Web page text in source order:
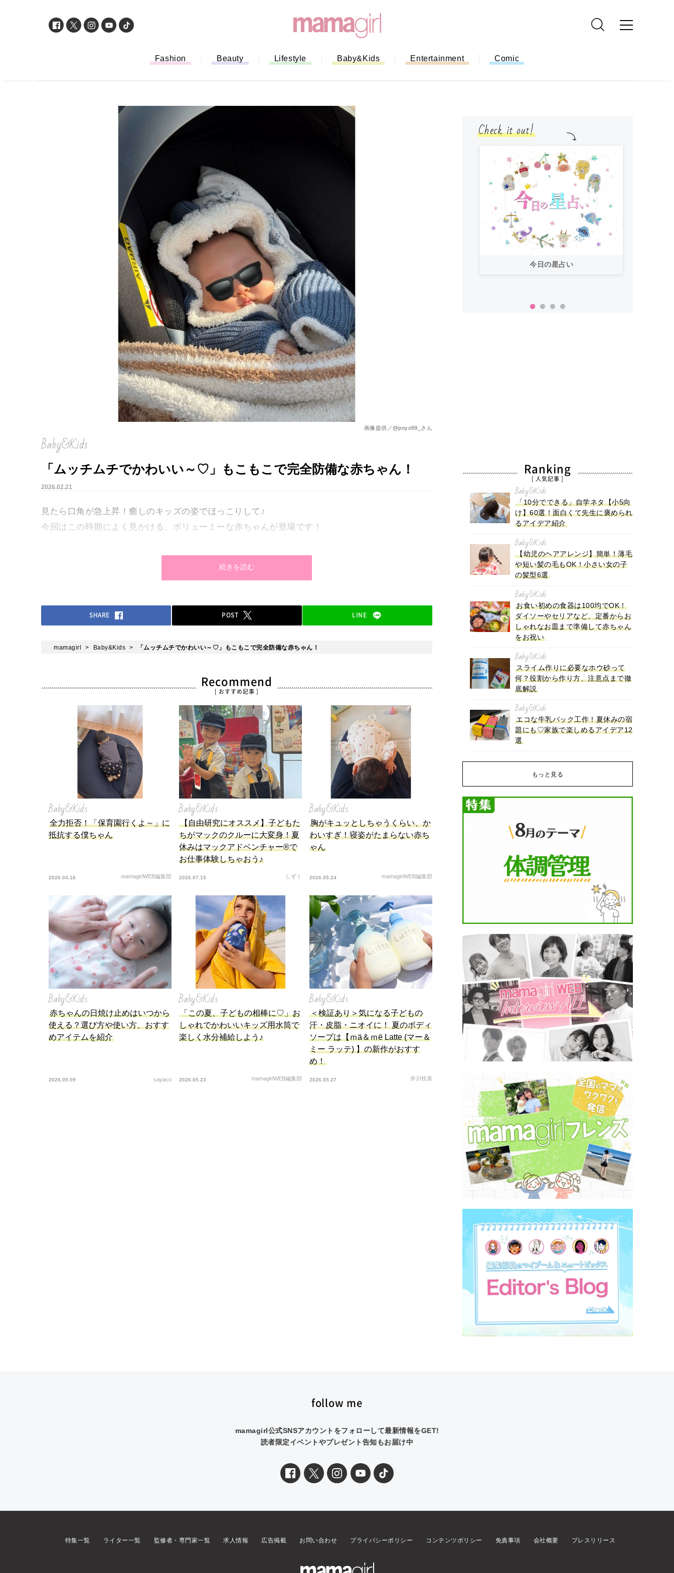
Fashion Beauty Lifestyle Baby&Kids Entertainment Comic
画像提供／@poyo99_さん
Baby&Kids
「ムッチムチでかわいい～♡」もこもこで完全防備な赤ちゃん！
2026.02.21
見たら口角が急上昇！癒しのキッズの姿でほっこりして♪
今回はこの時期によく見かける、ボリューミーな赤ちゃんが登場です！
続きを読む
SHARE POST LINE
mamagirl Baby&Kids 「ムッチムチでかわいい～♡」もこもこで完全防備な赤ちゃん！
Recommend
[ おすすめ記事 ]
Baby&Kids
全力拒否！「保育園行くよ～」に
抵抗する僕ちゃん
2026.04.16 mamagirlWEB編集部
Baby&Kids
【自由研究にオススメ】子どもた
ちがマックのクルーに大変身！夏
休みはマックアドベンチャー®で
お仕事体験しちゃおう♪
2026.07.15 しずく
Baby&Kids
胸がキュッとしちゃうくらい、か
わいすぎ！寝姿がたまらない赤ち
ゃん
2026.05.24 mamagirlWEB編集部
Baby&Kids
赤ちゃんの日焼け止めはいつから
使える？選び方や使い方、おすす
めアイテムを紹介
2026.05.09 sayaco
Baby&Kids
「この夏、子どもの相棒に♡」お
しゃれでかわいいキッズ用水筒で
楽しく水分補給しよう♪
2026.05.23 mamagirlWEB編集部
Baby&Kids
＜検証あり＞気になる子どもの
汗・皮脂・ニオイに！ 夏のボディ
ソープは【ｍä＆ｍë Latte (マー＆
ミー ラッテ) 】の新作がおすす
め！
2026.05.27 井川枝美
Check it out!
今日の星占い
Ranking
[ 人気記事 ]
Baby&Kids
「10分でできる」自学ネタ【小5向
け】60選！面白くて先生に褒められ
るアイデア紹介
Baby&Kids
【幼児のヘアアレンジ】簡単！薄毛
や短い髪の毛もOK！小さい女の子
の髪型6選
Baby&Kids
お食い初めの食器は100均でOK！
ダイソーやセリアなど、定番からお
しゃれなお皿まで準備して赤ちゃん
をお祝い
Baby&Kids
スライム作りに必要なホウ砂って
何？役割から作り方、注意点まで徹
底解説
Baby&Kids
エコな牛乳パック工作！夏休みの宿
題にも♡家族で楽しめるアイデア12
選
もっと見る
follow me
mamagirl公式SNSアカウントをフォローして最新情報をGET!
読者限定イベントやプレゼント告知もお届け中
特集一覧 ライター一覧 監修者・専門家一覧 求人情報 広告掲載 お問い合わせ プライバシーポリシー コンテンツポリシー 免責事項 会社概要 プレスリリース